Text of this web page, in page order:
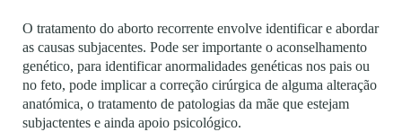
O tratamento do aborto recorrente envolve identificar e abordar
as causas subjacentes. Pode ser importante o aconselhamento
genético, para identificar anormalidades genéticas nos pais ou
no feto, pode implicar a correção cirúrgica de alguma alteração
anatómica, o tratamento de patologias da mãe que estejam
subjactentes e ainda apoio psicológico.